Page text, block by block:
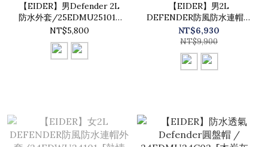
【EIDER】男Defender 2L
防水外套/25EDMU25101-
[淺卡其、藏青藍]
NT$5,800
【EIDER】男2L
DEFENDER防風防水連帽外
套/24EDMU24101-[木炭
灰、燕麥灰]
NT$6,930
NT$9,900